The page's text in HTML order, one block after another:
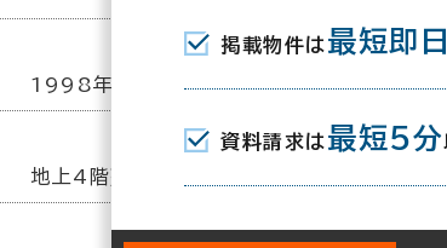
1998年 1月
地上4階建
掲載物件は 最短即
資料請求は 最短5分